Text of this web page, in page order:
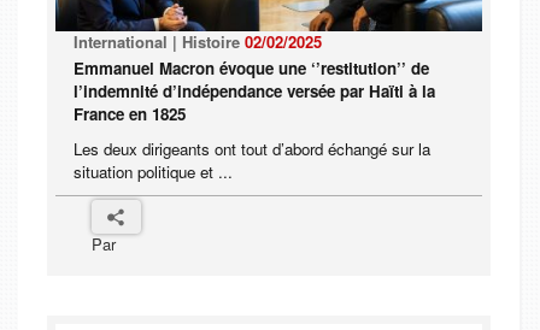
International | Histoire 02/02/2025
Emmanuel Macron évoque une ‘’restitution’’ de
l’indemnité d’indépendance versée par Haïti à la
France en 1825
Les deux dirigeants ont tout d’abord échangé sur la
situation politique et ...
Par